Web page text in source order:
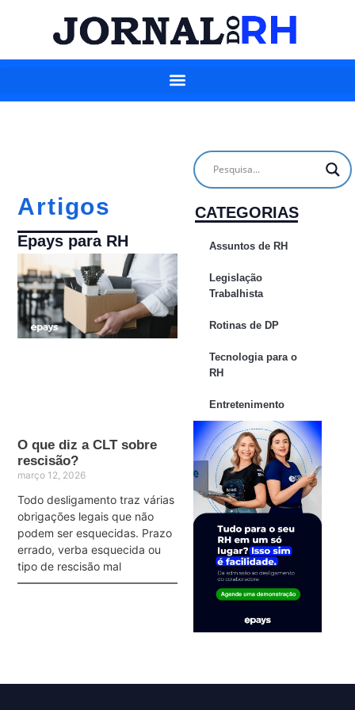
Artigos
Epays para RH
O que diz a CLT sobre
rescisão?
março 12, 2026
Todo desligamento traz várias
obrigações legais que não
podem ser esquecidas. Prazo
errado, verba esquecida ou
tipo de rescisão mal
CATEGORIAS
Assuntos de RH
Legislação
Trabalhista
Rotinas de DP
Tecnologia para o
RH
Entretenimento